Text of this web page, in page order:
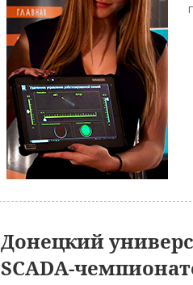
Донецкий
SCADA-